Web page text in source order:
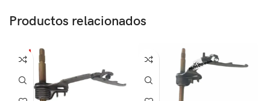
Productos relacionados